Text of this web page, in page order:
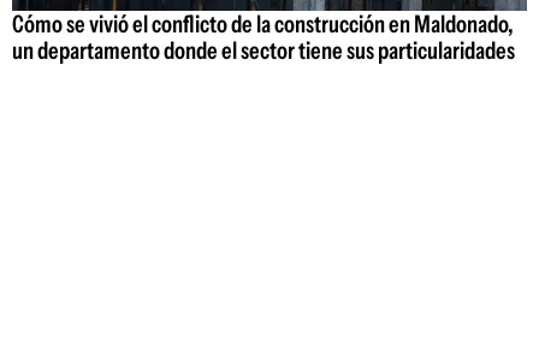
Cómo se vivió el conflicto de la construcción en Maldonado,
un departamento donde el sector tiene sus particularidades